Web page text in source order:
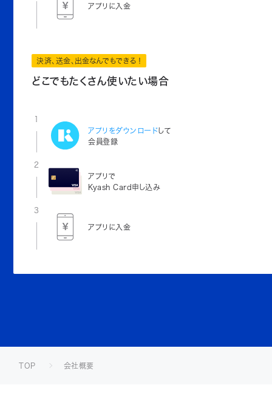
アプリに入金
決済、送金、出金なんでもできる！
どこでもたくさん使いたい場合
アプリをダウンロードして
会員登録
2
アプリで
Kyash Card申し込み
3
アプリに入金
TOP 会社概要